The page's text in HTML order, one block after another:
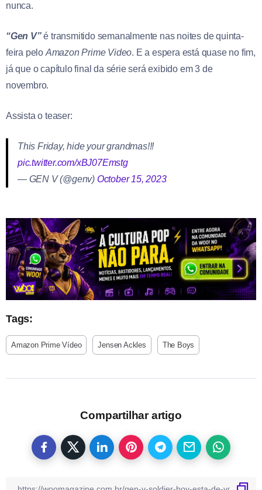
nunca.
“Gen V”é transmitido semanalmente nas noites de quinta-
feira pelo Amazon Prime Video. E a espera está quase no fim,
já que o capítulo final da série será exibido em 3 de
novembro.
Assista o teaser:
This Friday, hide your grandmas!!!
pic.twitter.com/xBJ07Emstg
— GEN V (@genv) October 15, 2023
Tags:
Amazon Prime Vídeo Jensen Ackles The Boys
Compartilhar artigo